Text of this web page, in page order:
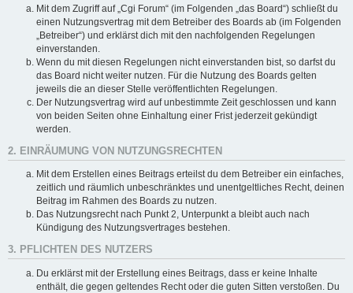
Mit dem Zugriff auf „Cgi Forum“ (im Folgenden „das Board“) schließt du
einen Nutzungsvertrag mit dem Betreiber des Boards ab (im Folgenden
„Betreiber“) und erklärst dich mit den nachfolgenden Regelungen
einverstanden.
Wenn du mit diesen Regelungen nicht einverstanden bist, so darfst du
das Board nicht weiter nutzen. Für die Nutzung des Boards gelten
jeweils die an dieser Stelle veröffentlichten Regelungen.
Der Nutzungsvertrag wird auf unbestimmte Zeit geschlossen und kann
von beiden Seiten ohne Einhaltung einer Frist jederzeit gekündigt
werden.
2. EINRÄUMUNG VON NUTZUNGSRECHTEN
Mit dem Erstellen eines Beitrags erteilst du dem Betreiber ein einfaches,
zeitlich und räumlich unbeschränktes und unentgeltliches Recht, deinen
Beitrag im Rahmen des Boards zu nutzen.
Das Nutzungsrecht nach Punkt 2, Unterpunkt a bleibt auch nach
Kündigung des Nutzungsvertrages bestehen.
3. PFLICHTEN DES NUTZERS
Du erklärst mit der Erstellung eines Beitrags, dass er keine Inhalte
enthält, die gegen geltendes Recht oder die guten Sitten verstoßen. Du